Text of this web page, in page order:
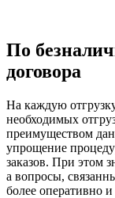
По
договора
На каждую
необходимых
преимуществом
упрощение
заказов. При этом
а вопросы,
более оперативно и